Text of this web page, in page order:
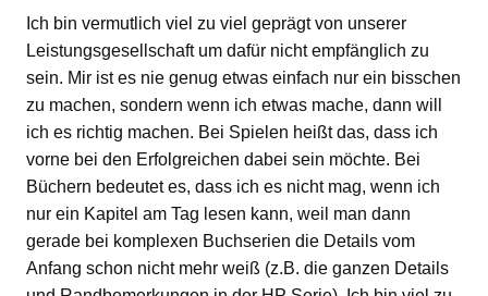
Ich bin vermutlich viel zu viel geprägt von unserer
Leistungsgesellschaft um dafür nicht empfänglich zu
sein. Mir ist es nie genug etwas einfach nur ein bisschen
zu machen, sondern wenn ich etwas mache, dann will
ich es richtig machen. Bei Spielen heißt das, dass ich
vorne bei den Erfolgreichen dabei sein möchte. Bei
Büchern bedeutet es, dass ich es nicht mag, wenn ich
nur ein Kapitel am Tag lesen kann, weil man dann
gerade bei komplexen Buchserien die Details vom
Anfang schon nicht mehr weiß (z.B. die ganzen Details